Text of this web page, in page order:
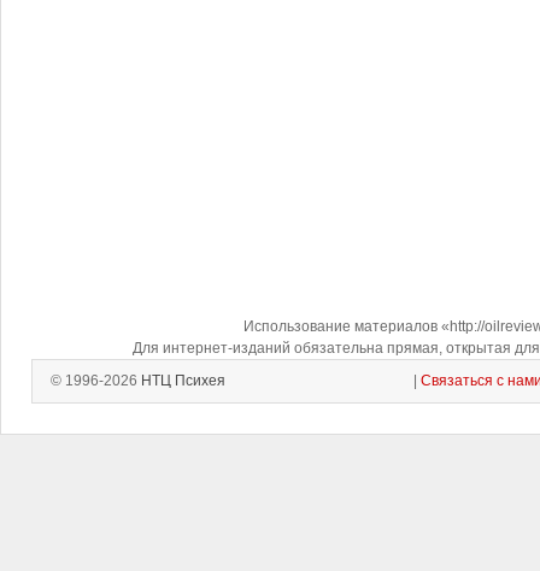
Использование материалов «http://
Для интернет-изданий обязательна прямая, открытая
© 1996-2026 НТЦ Психея Связаться с